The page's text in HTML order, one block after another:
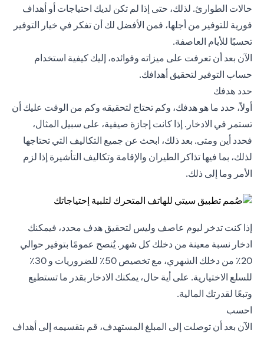
حالات الطوارئ. لذلك، حتى إذا لم تكن لديك احتياجات أو أهداف
فورية للتوفير من أجلها، فمن الأفضل لك أن تفكر في خيار التوفير
تحسبًا للأيام العاصفة.
الآن بعد أن تعرفت على ميزاته وفوائده، إليك كيفية استخدام
حساب التوفير لتحقيق أهدافك.
حدد هدفك
أولاً، حدد ما هو هدفك، وكم تحتاج لتحقيقه وكم من الوقت عليك أن
تستمر في الادخار. إذا كانت إجازة صيفية، على سبيل المثال،
فحدد أين ومتى. بعد ذلك، ابحث عن جميع التكاليف التي تحتاجها
لذلك، بما فيها تذاكر الطيران والإقامة وتكاليف التأشيرة إذا لزم
الأمر وما إلى ذلك.
إذا كنت تدخر ليوم عاصف وليس لتحقيق هدف محدد، فيمكنك
ادخار نسبة معينة من دخلك كل شهر. يُنصح عمومًا بتوفير حوالي
20٪ من دخلك الشهري، مع تخصيص 50٪ للضروريات و 30٪
للسلع الاختيارية. على أية حال، يمكنك الادخار بقدر ما تستطيع
وتبعًا لقدرتك المالية.
احسب
الآن بعد أن توصلت إلى المبلغ المستهدف، قم بتقسيمه إلى أهداف